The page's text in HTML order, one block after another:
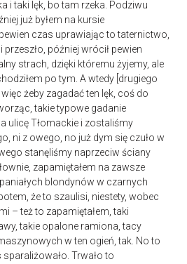
i taki lęk, bo tam rzeka. Podziwu
już byłem na kursie
czas uprawiając to taternictwo,
później wrócił pewien
strach, dzięki któremu żyjemy, ale
po tym. A wtedy [drugiego
żeby zagadać ten lęk, coś do
takie typowe gadanie
ulicę Tłomackie i zostaliśmy
ni z owego, no już dym się czuło w
stanęliśmy naprzeciw ściany
zapamiętałem na zawsze
blondynów w czarnych
że to szaulisi, niestety, wobec
– też to zapamiętałem, taki
takie opalone ramiona, tacy
w ten ogień, tak. No to
Trwało to